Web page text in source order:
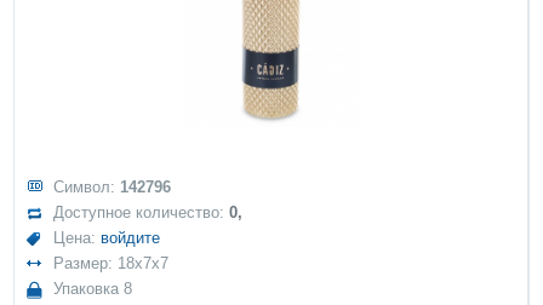
Символ: 142796
Доступное количество:0,
Цена: войдите
Размер: 18x7x7
Упаковка 8